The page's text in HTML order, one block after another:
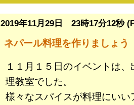
2019年11月29日 23時17分12秒
ネパール料理を作りましょう
１１月１５日のイベントは
理教室でした。
様々なスパイスが料理にい